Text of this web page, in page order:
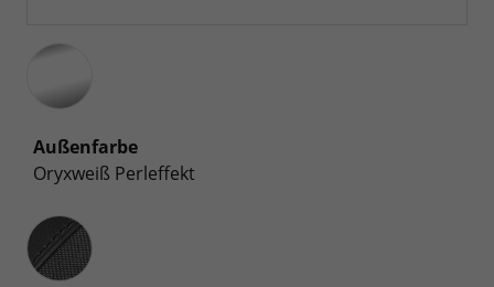
Außenfarbe
Oryxweiß Perleffekt
Innenausstattung